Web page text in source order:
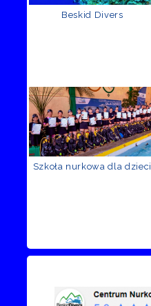
Beskid Divers
Szkoła nurkowa dla dzieci